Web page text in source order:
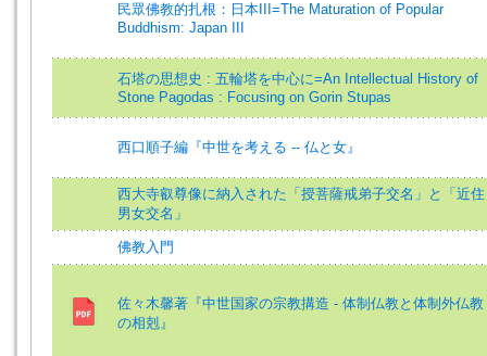
民眾佛教的扎根：日本III=The Maturation of Popular
Buddhism: Japan III
石塔の思想史 : 五輪塔を中心に=An Intellectual History of
Stone Pagodas : Focusing on Gorin Stupas
西口順子編『中世を考える -- 仏と女』
西大寺叡尊像に納入された「授菩薩戒弟子交名」と「近住
男女交名」
佛教入門
佐々木馨著『中世国家の宗教搆造 - 体制仏教と体制外仏教
の相剋』